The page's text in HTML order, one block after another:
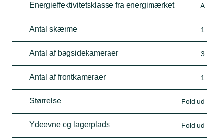
Energieffektivitetsklasse fra energimærket A
Antal skærme 1
Antal af bagsidekameraer 3
Antal af frontkameraer 1
Størrelse Fold ud
Ydeevne og lagerplads Fold ud